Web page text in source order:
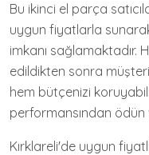
Bu ikinci el parça
uygun fiyatlarla
imkanı sağlamaktadır.
edildikten sonra
hem bütçenizi
performansından
Kırklareli'de uygun